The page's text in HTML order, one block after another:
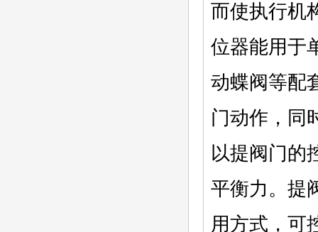
而使执行机
位器能用于
动蝶阀等配
门动作，同
以提阀门的
平衡力。提
用方式，可